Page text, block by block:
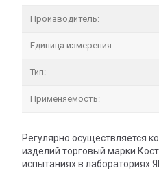
Производитель:
Единица измерения:
Тип:
Применяемость:
Регулярно осуществляется
изделий торговый марки
испытаниях в лабораториях